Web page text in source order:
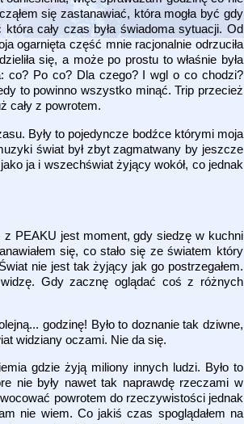
się zastanawiać, która mogła być gdy
cały czas była świadoma sytuacji. Od
ogarnięta część mnie racjonalnie odrzuciła
się, a może po prostu to właśnie była
co? Po co? Dla czego? I wgl o co chodzi?
to powinno wszystko minąć. Trip przecież
cały z powrotem.
Były to pojedyncze bodźce którymi moja
świat był zbyt zagmatwany by jeszcze
ja i wszechświat żyjący wokół, co jednak
PEAKU jest moment, gdy siedzę w kuchni
się, co stało się ze światem który
nie jest tak żyjący jak go postrzegałem.
Gdy zacznę oglądać coś z różnych
godzinę! Było to doznanie tak dziwne,
widziany oczami. Nie da się.
gdzie żyją miliony innych ludzi. Było to
nie były nawet tak naprawdę rzeczami w
powrotem do rzeczywistości jednak
nie wiem. Co jakiś czas spoglądałem na